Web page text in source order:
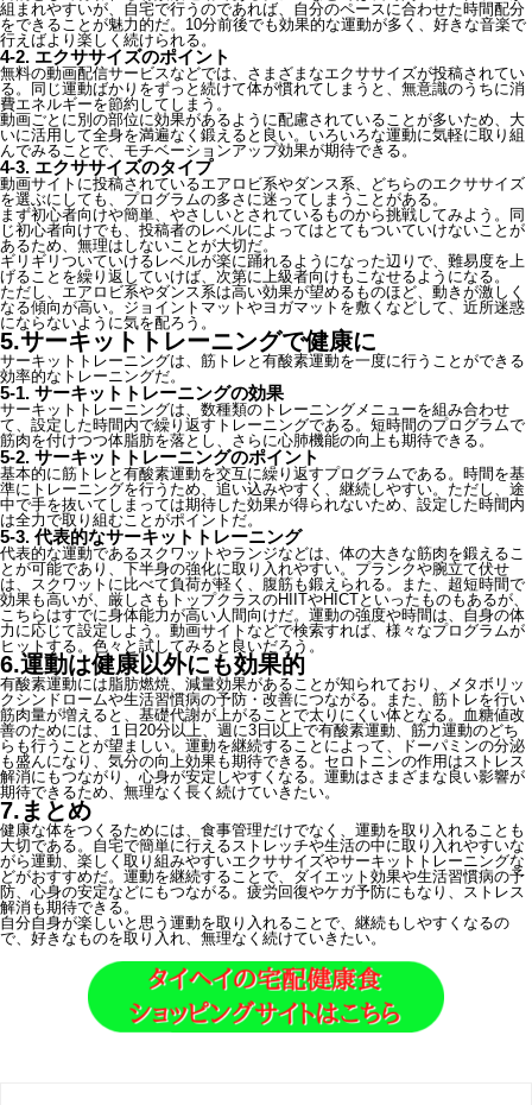
組まれやすいが、自宅で行うのであれば、自分のペースに合わせた時間配分
をできることが魅力的だ。10分前後でも効果的な運動が多く、好きな音楽で
行えばより楽しく続けられる。
4-2. エクササイズのポイント
無料の動画配信サービスなどでは、さまざまなエクササイズが投稿されてい
る。同じ運動ばかりをずっと続けて体が慣れてしまうと、無意識のうちに消
費エネルギーを節約してしまう。
動画ごとに別の部位に効果があるように配慮されていることが多いため、大
いに活用して全身を満遍なく鍛えると良い。いろいろな運動に気軽に取り組
んでみることで、モチベーションアップ効果が期待できる。
4-3. エクササイズのタイプ
動画サイトに投稿されているエアロビ系やダンス系、どちらのエクササイズ
を選ぶにしても、プログラムの多さに迷ってしまうことがある。
まず初心者向けや簡単、やさしいとされているものから挑戦してみよう。同
じ初心者向けでも、投稿者のレベルによってはとてもついていけないことが
あるため、無理はしないことが大切だ。
ギリギリついていけるレベルが楽に踊れるようになった辺りで、難易度を上
げることを繰り返していけば、次第に上級者向けもこなせるようになる。
ただし、エアロビ系やダンス系は高い効果が望めるものほど、動きが激しく
なる傾向が高い。ジョイントマットやヨガマットを敷くなどして、近所迷惑
にならないように気を配ろう。
5.サーキットトレーニングで健康に
サーキットトレーニングは、筋トレと有酸素運動を一度に行うことができる
効率的なトレーニングだ。
5-1. サーキットトレーニングの効果
サーキットトレーニングは、数種類のトレーニングメニューを組み合わせ
て、設定した時間内で繰り返すトレーニングである。短時間のプログラムで
筋肉を付けつつ体脂肪を落とし、さらに心肺機能の向上も期待できる。
5-2. サーキットトレーニングのポイント
基本的に筋トレと有酸素運動を交互に繰り返すプログラムである。時間を基
準にトレーニングを行うため、追い込みやすく、継続しやすい。ただし、途
中で手を抜いてしまっては期待した効果が得られないため、設定した時間内
は全力で取り組むことがポイントだ。
5-3. 代表的なサーキットトレーニング
代表的な運動であるスクワットやランジなどは、体の大きな筋肉を鍛えるこ
とが可能であり、下半身の強化に取り入れやすい。プランクや腕立て伏せ
は、スクワットに比べて負荷が軽く、腹筋も鍛えられる。また、超短時間で
効果も高いが、厳しさもトップクラスのHIITやHICTといったものもあるが、
こちらはすでに身体能力が高い人間向けだ。運動の強度や時間は、自身の体
力に応じて設定しよう。動画サイトなどで検索すれば、様々なプログラムが
ヒットする。色々と試してみると良いだろう。
6.運動は健康以外にも効果的
有酸素運動には脂肪燃焼、減量効果があることが知られており、メタボリッ
クシンドロームや生活習慣病の予防・改善につながる。また、筋トレを行い
筋肉量が増えると、基礎代謝が上がることで太りにくい体となる。血糖値改
善のためには、１日20分以上、週に3日以上で有酸素運動、筋力運動のどち
らも行うことが望ましい。運動を継続することによって、ドーパミンの分泌
も盛んになり、気分の向上効果も期待できる。セロトニンの作用はストレス
解消にもつながり、心身が安定しやすくなる。運動はさまざまな良い影響が
期待できるため、無理なく長く続けていきたい。
7.まとめ
健康な体をつくるためには、食事管理だけでなく、運動を取り入れることも
大切である。自宅で簡単に行えるストレッチや生活の中に取り入れやすいな
がら運動、楽しく取り組みやすいエクササイズやサーキットトレーニングな
どがおすすめだ。運動を継続することで、ダイエット効果や生活習慣病の予
防、心身の安定などにもつながる。疲労回復やケガ予防にもなり、ストレス
解消も期待できる。
自分自身が楽しいと思う運動を取り入れることで、継続もしやすくなるの
で、好きなものを取り入れ、無理なく続けていきたい。